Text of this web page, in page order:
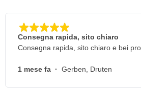
Consegna rapida, sito chiaro
Consegna rapida, sito chiaro e bei
1 mese fa · Gerben, Druten